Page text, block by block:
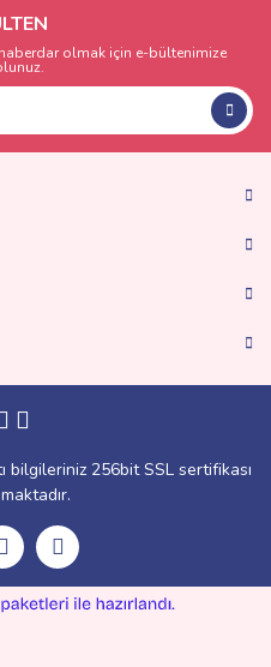
olmak için e-bültenimize
bilgileriniz 256bit SSL sertifikası
e-